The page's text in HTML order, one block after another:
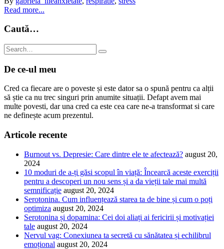
Read more...
Caută…
De ce-ul meu
Cred ca fiecare are o poveste și este dator sa o spună pentru ca alții
să știe ca nu trec singuri prin anumite situații. Defapt avem mai
multe povesti, dar una cred ca este cea care ne-a transformat si care
ne definește acum prezentul.
Articole recente
Burnout vs. Depresie: Care dintre ele te afectează? august 20,
2024
10 moduri de a-ți găsi scopul în viață: Încearcă aceste exerciții
pentru a descoperi un nou sens și a da vieții tale mai multă
semnificație august 20, 2024
Serotonina. Cum influențează starea ta de bine și cum o poți
optimiza august 20, 2024
Serotonina și dopamina: Cei doi aliați ai fericirii și motivației
tale august 20, 2024
Nervul vag: Conexiunea ta secretă cu sănătatea și echilibrul
emoțional august 20, 2024